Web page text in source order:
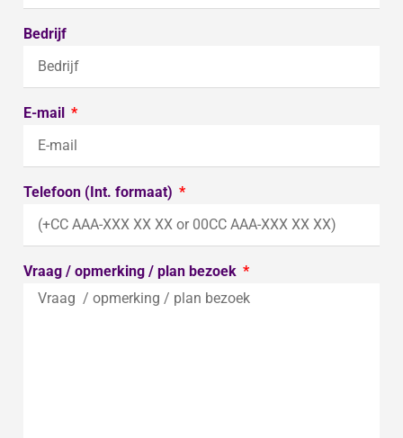
Bedrijf
E-mail
Telefoon (Int. formaat)
Vraag / opmerking / plan bezoek